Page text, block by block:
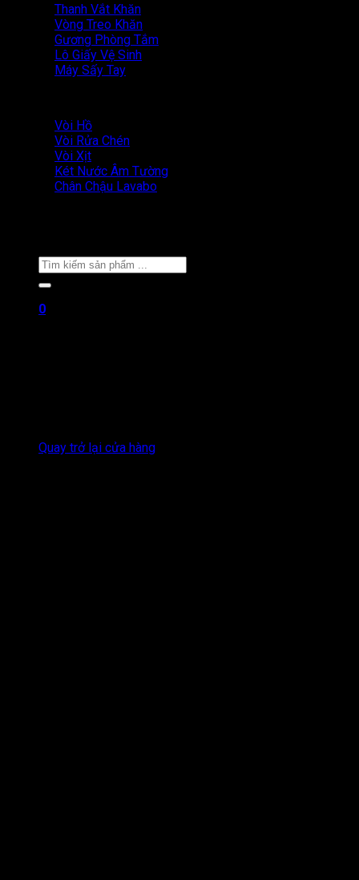
Thanh Vắt Khăn
Vòng Treo Khăn
Gương Phòng Tắm
Lô Giấy Vệ Sinh
Máy Sấy Tay
Vòi Hồ
Vòi Rửa Chén
Vòi Xịt
Két Nước Âm Tường
Chân Chậu Lavabo
Tìm
kiếm:
0
Quay trở lại cửa hàng